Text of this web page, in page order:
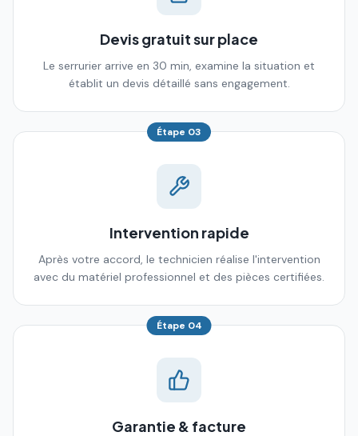
Devis gratuit sur place
Le serrurier arrive en 30 min, examine la situation et
établit un devis détaillé sans engagement.
Étape 03
Intervention rapide
Après votre accord, le technicien réalise l'intervention
avec du matériel professionnel et des pièces certifiées.
Étape 04
Garantie & facture